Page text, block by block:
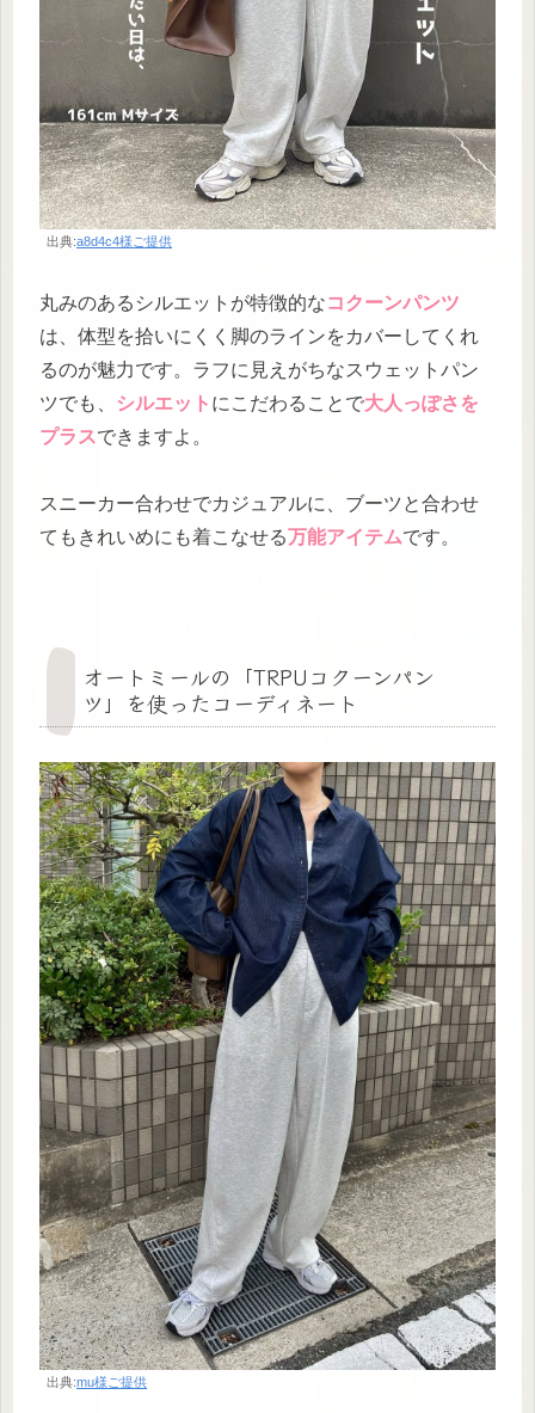
出典:a8d4c4様ご提供
丸みのあるシルエットが特徴的なコクーンパンツ
は、体型を拾いにくく脚のラインをカバーしてくれ
るのが魅力です。ラフに見えがちなスウェットパン
ツでも、
シルエット にこだわることで大人っぽさを
プラスできますよ。
スニーカー合わせでカジュアルに、ブーツと合わせ
てもきれいめにも着こなせる万能アイテムです。
オートミールの「TRPUコクーンパン
ツ」を使ったコーディネート
出典:mu様ご提供